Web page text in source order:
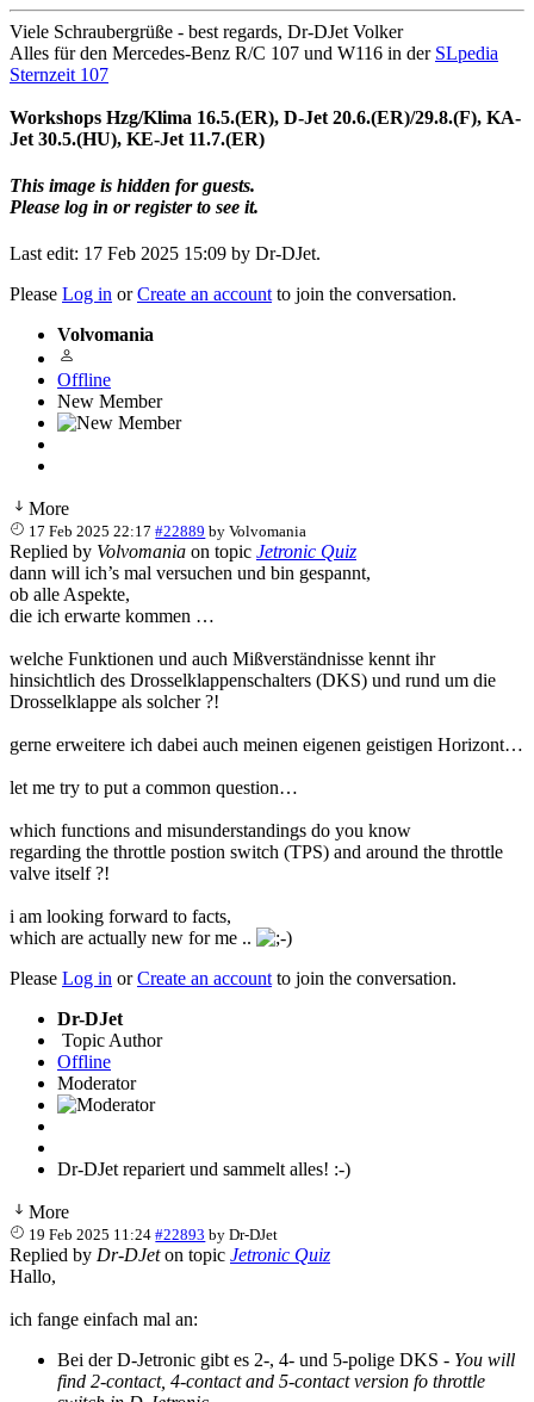
Viele Schraubergrüße - best regards, Dr-DJet Volker
Alles für den Mercedes-Benz R/C 107 und W116 in der SLpedia
Sternzeit 107
Workshops Hzg/Klima 16.5.(ER), D-Jet 20.6.(ER)/29.8.(F), KA-
Jet 30.5.(HU), KE-Jet 11.7.(ER)
This image is hidden for guests.
Please log in or register to see it.
Last edit: 17 Feb 2025 15:09 by Dr-DJet.
Please Log in orCreate an accountto join the conversation.
Volvomania
Offline
New Member
More
17 Feb 2025 22:17 #22889 byVolvomania
Replied by Volvomania on topic Jetronic Quiz
dann will ich’s mal versuchen und bin gespannt,
ob alle Aspekte,
die ich erwarte kommen …
welche Funktionen und auch Mißverständnisse kennt ihr
hinsichtlich des Drosselklappenschalters (DKS) und rund um die
Drosselklappe als solcher ?!
gerne erweitere ich dabei auch meinen eigenen geistigen Horizont…
let me try to put a common question…
which functions and misunderstandings do you know
regarding the throttle postion switch (TPS) and around the throttle
valve itself ?!
i am looking forward to facts,
which are actually new for me ..
Please Log in orCreate an accountto join the conversation.
Dr-DJet
Topic Author
Offline
Moderator
Dr-DJet repariert und sammelt alles! :-)
More
19 Feb 2025 11:24 #22893 byDr-DJet
Replied by Dr-DJeton topic Jetronic Quiz
Hallo,
ich fange einfach mal an:
Bei der D-Jetronic gibt es 2-, 4- und 5-polige DKS - You will
find 2-contact, 4-contact and 5-contact version fo throttle